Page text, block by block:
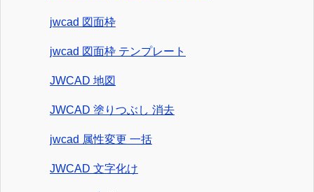
jwcad 図面枠
jwcad 図面枠 テンプレート
JWCAD 地図
JWCAD 塗りつぶし 消去
jwcad 属性変更 一括
JWCAD 文字化け